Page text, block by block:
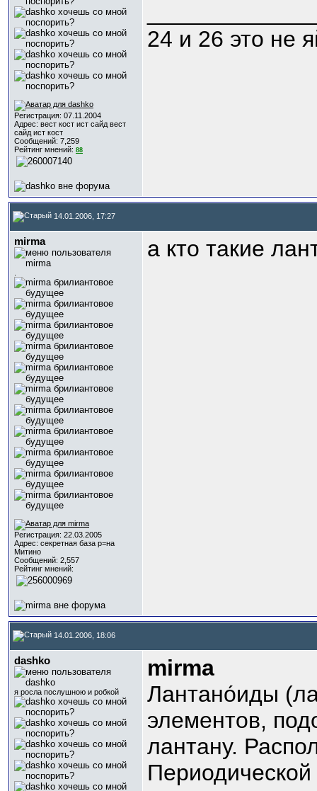
Регистрация: 07.11.2004
Адрес: вест кост ист сайд вест
сайд ист кост
Сообщений: 7,259
Рейтинг мнений: 88
24 и 26 это не
14.01.2006, 17:27
mirma
Регистрация: 22.03.2005
Адрес: секретная база р=на
Митино
Сообщений: 2,557
Рейтинг мнений:
а кто такие
14.01.2006, 18:06
dashko
я росла послушною и робкой
mirma
Лантано́иды
элементов,
лантану.